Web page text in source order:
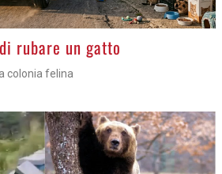
rubare un gatto
colonia felina